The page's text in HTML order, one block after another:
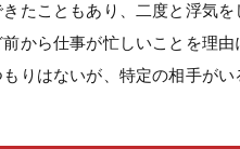
たこともあり、二度と浮気
から仕事が忙しいことを理
りはないが、特定の相手が